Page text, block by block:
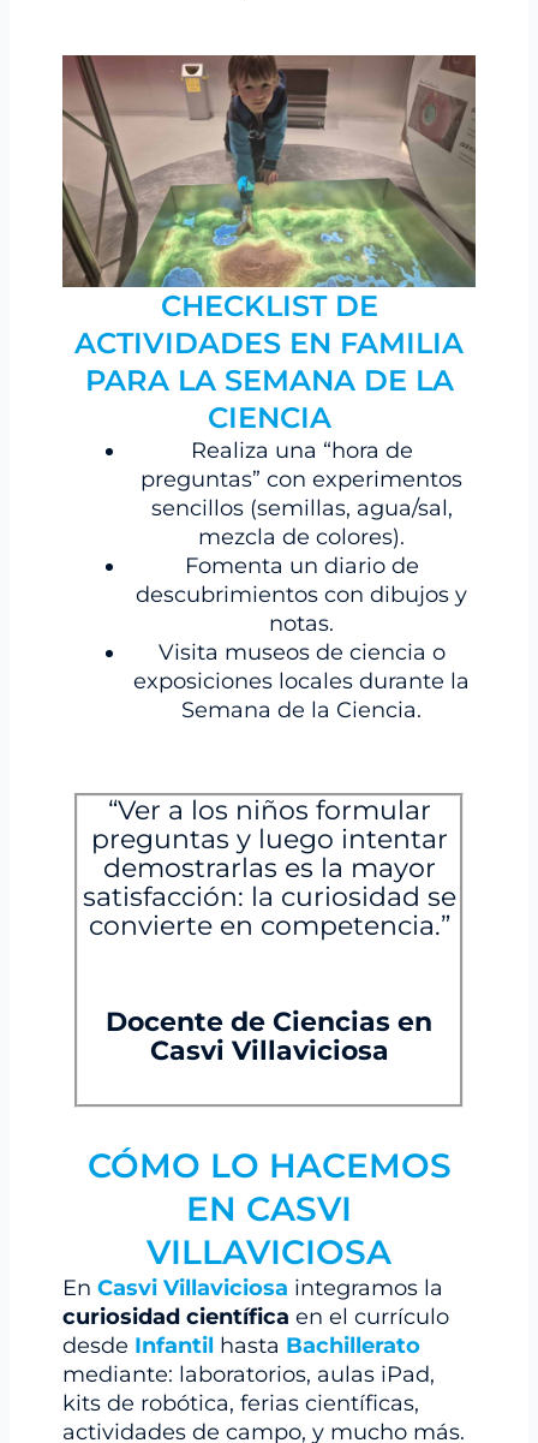
CHECKLIST DE
ACTIVIDADES EN FAMILIA
PARA LA SEMANA DE LA
CIENCIA
Realiza una “hora de
preguntas” con experimentos
sencillos (semillas, agua/sal,
mezcla de colores).
Fomenta un diario de
descubrimientos con dibujos y
notas.
Visita museos de ciencia o
exposiciones locales durante la
Semana de la Ciencia.
“Ver a los niños formular
preguntas y luego intentar
demostrarlas es la mayor
satisfacción: la curiosidad se
convierte en competencia.”
Docente de Ciencias en
Casvi Villaviciosa
CÓMO LO HACEMOS
EN CASVI
VILLAVICIOSA
EnCasvi Villaviciosa integramos la
curiosidad científica en el currículo
desde Infantil hasta Bachillerato
mediante: laboratorios, aulas iPad,
kits de robótica, ferias científicas,
actividades de campo, y mucho más.